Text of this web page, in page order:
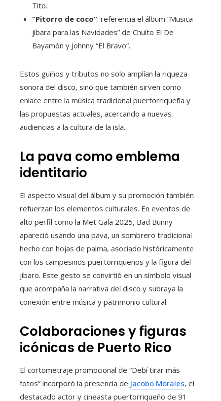
Tito.
“Pitorro de coco”: referencia el álbum “Musica
jíbara para las Navidades” de Chuíto El De
Bayamón y Johnny “El Bravo”.
Estos guiños y tributos no solo amplían la riqueza
sonora del disco, sino que también sirven como
enlace entre la música tradicional puertorriqueña y
las propuestas actuales, acercando a nuevas
audiencias a la cultura de la isla.
La pava como emblema
identitario
El aspecto visual del álbum y su promoción también
refuerzan los elementos culturales. En eventos de
alto perfil como la Met Gala 2025, Bad Bunny
apareció usando una pava, un sombrero tradicional
hecho con hojas de palma, asociado históricamente
con los campesinos puertorriqueños y la figura del
jíbaro. Este gesto se convirtió en un símbolo visual
que acompaña la narrativa del disco y subraya la
conexión entre música y patrimonio cultural.
Colaboraciones y figuras
icónicas de Puerto Rico
El cortometraje promocional de “Debí tirar más
fotos” incorporó la presencia de Jacobo Morales, el
destacado actor y cineasta puertorriqueño de 91